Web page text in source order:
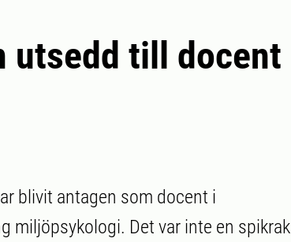
utsedd till docent
blivit antagen som docent i
miljöpsykologi. Det var inte en spikrak